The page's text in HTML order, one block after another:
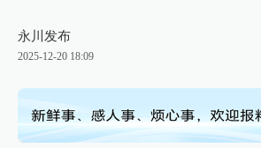
永川发布
2025-12-20 18:09